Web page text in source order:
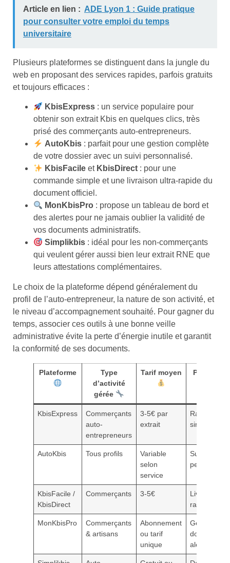
Article en lien : ADE Lyon 1 : Guide pratique
pour consulter votre emploi du temps
universitaire
Plusieurs plateformes se distinguent dans la jungle du
web en proposant des services rapides, parfois gratuits
et toujours efficaces :
KbisExpress : un service populaire pour
obtenir son extrait Kbis en quelques clics, très
prisé des commerçants auto-entrepreneurs.
AutoKbis : parfait pour une gestion complète
de votre dossier avec un suivi personnalisé.
KbisFacile et KbisDirect : pour une
commande simple et une livraison ultra-rapide du
document officiel.
MonKbisPro : propose un tableau de bord et
des alertes pour ne jamais oublier la validité de
vos documents administratifs.
Simplikbis : idéal pour les non-commerçants
qui veulent gérer aussi bien leur extrait RNE que
leurs attestations complémentaires.
Le choix de la plateforme dépend généralement du
profil de l’auto-entrepreneur, la nature de son activité, et
le niveau d’accompagnement souhaité. Pour gagner du
temps, associer ces outils à une bonne veille
administrative évite la perte d’énergie inutile et garantit
la conformité de ses documents.
Plateforme
Type
d’activité
gérée
Tarif moyen Points
KbisExpress
Commerçants
auto-
entrepreneurs
3-5€ par
extrait
Rapidité,
simplicité
AutoKbis Tous profils
Variable
selon
service
Suivi
KbisFacile /
KbisDirect
Commerçants 3-5€
Livraison
rapide
MonKbisPro
Commerçants
& artisans
Abonnement
ou tarif
unique
Gestion
alertes